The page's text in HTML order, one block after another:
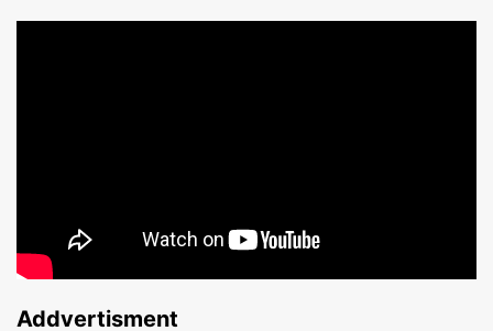
Addvertisment